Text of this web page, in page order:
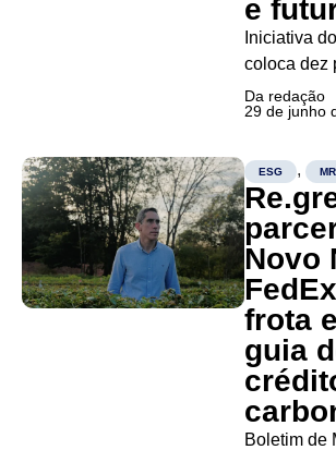
e
Iniciativa
coloca dez
diálogo
companhia
Natura
Orgulho,
escuta
dez
Da redação
29 de junho
ESG ,
Novo
frota
guia
Boletim de